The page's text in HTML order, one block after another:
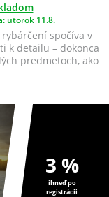
utorok 11.8.
rybárčení spočíva v
k detailu – dokonca
predmetoch, ako
3 %
ihneď po
registrácii